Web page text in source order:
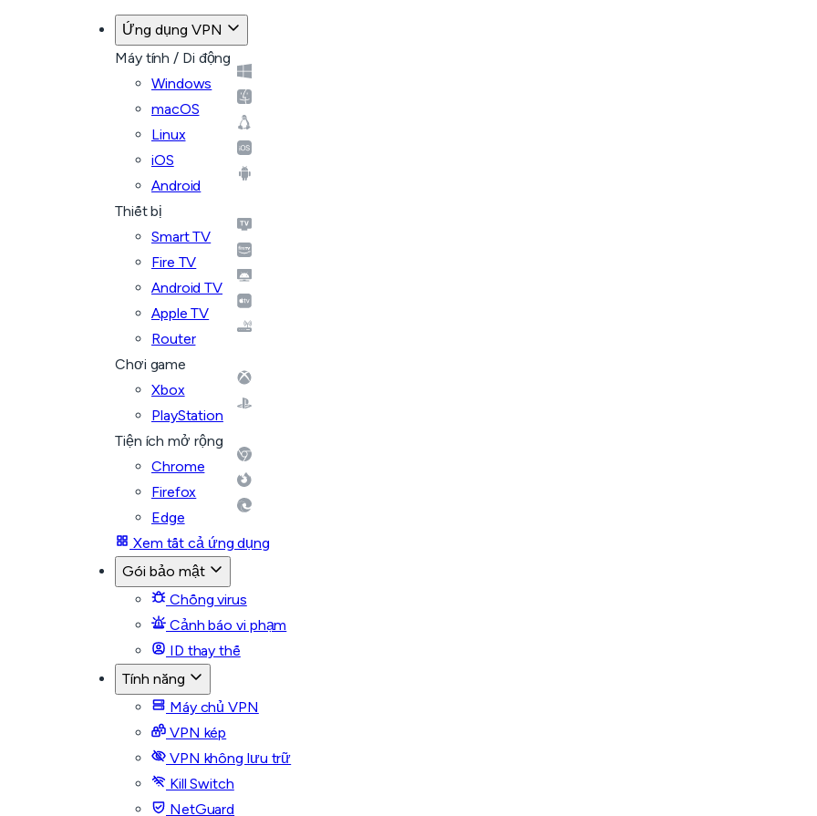
Ứng dụng VPN
Máy tính / Di động
Windows
macOS
Linux
iOS
Android
Thiết bị
Smart TV
Fire TV
Android TV
Apple TV
Router
Chơi game
Xbox
PlayStation
Tiện ích mở rộng
Chrome
Firefox
Edge
Xem tất cả ứng dụng
Gói bảo mật
Chống virus
Cảnh báo vi phạm
ID thay thế
Tính năng
Máy chủ VPN
VPN kép
VPN không lưu trữ
Kill Switch
NetGuard